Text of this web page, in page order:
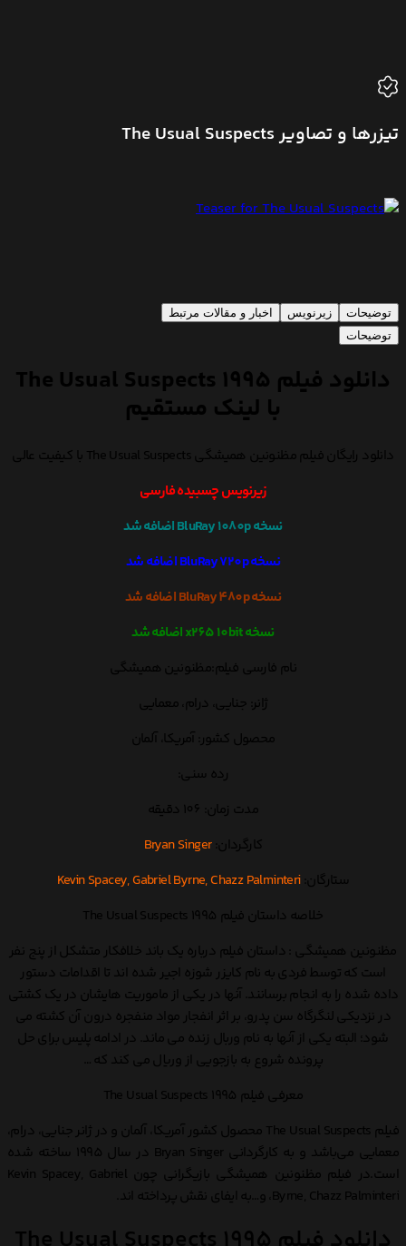
تیزرها و تصاویر The Usual Suspects
توضیحات زیرنویس
اخبار و مقالات مرتبط
توضیحات
دانلود فیلم The Usual Suspects 1995
با لینک مستقیم
دانلود رایگان فیلم مظنونین همیشگی The Usual Suspects با کیفیت عالی
زیرنویس چسبیده فارسی
نسخه BluRay 1080p اضافه شد
نسخه BluRay 720p اضافه شد
نسخه BluRay 480p اضافه شد
نسخه x265 10bit اضافه شد
نام فارسی فیلم:مظنونین همیشگی
ژانر: جنایی، درام، معمایی
محصول کشور: آمریکا، آلمان
رده سنی:
مدت زمان: 106 دقیقه
کارگردان:Bryan Singer
ستارگان:Kevin Spacey, Gabriel Byrne, Chazz Palminteri
خلاصه داستان فیلم The Usual Suspects 1995
مظنونین همیشگی : داستان فیلم درباره یک باند خلافکار متشکل از پنج نفر
است که توسط فردی به نام کایزر شوزه اجیر شده اند تا اقدامات دستور
داده شده را به انجام برسانند. آنها در یکی از ماموریت هایشان در یک کشتی
در نزدیکی لنگرگاه سن پدرو، بر اثر انفجار مواد منفجره درون آن کشته می
شود؛ البته یکی از آنها به نام وربال زنده می ماند. در ادامه پلیس برای حل
پرونده شروع به بازجویی از وریال می کند که …
معرفی فیلم The Usual Suspects 1995
فیلم The Usual Suspects محصول کشور آمریکا، آلمان و در ژانر جنایی، درام،
معمایی می‌باشد و به کارگردانی Bryan Singer در سال 1995 ساخته شده
است.در فیلم مظنونین همیشگی بازیگرانی چون Kevin Spacey, Gabriel
Byrne, Chazz Palminteri، و…به ایفای نقش پرداخته اند.